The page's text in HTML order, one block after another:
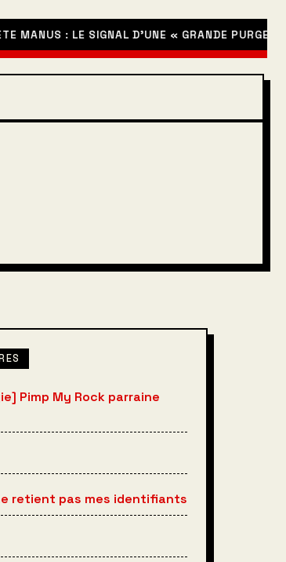
: LE SIGNAL D’UNE « GRANDE PURGE »
Pimp My Rock parraine
retient pas mes identifiants